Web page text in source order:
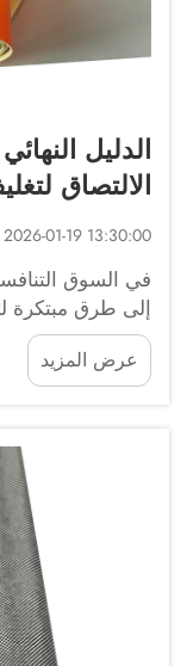
الدليل
الالتصاق
2026-01-19 13:30:00
في السوق
إلى طرق مبتكرة
انطباعات دائمة.
من أكثر المواد
عرض المزيد